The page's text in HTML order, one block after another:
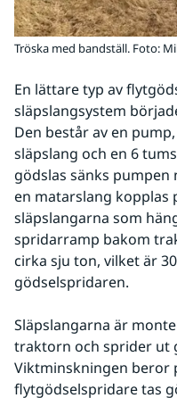
Tröska med bandställ. Foto:
En lättare typ av
släpslangsystem
Den består av en
släpslang och en 6
gödslas sänks
en matarslang kopplas
släpslangarna som
spridarramp bakom
cirka sju ton, vilket är
gödselspridaren.
Släpslangarna är
traktorn och sprider ut
Viktminskningen beror
flytgödselspridare tas